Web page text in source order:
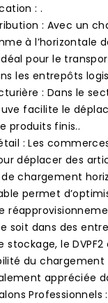
: .
: Avec un
à l’horizontale
pour le
les entrepôts
: Dans le
facilite le
produits finis..
: Les
déplacer des
chargement
permet
soit dans des
stockage, le
du
appréciée
Professionnels